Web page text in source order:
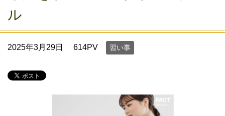
ル
2025年3月29日 614PV 習い事